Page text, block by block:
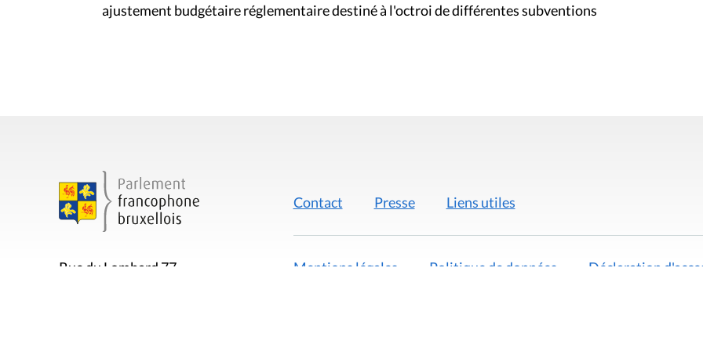
ajustement budgétaire réglementaire destiné à l'octroi de différentes subventions
Rue du Lombard 77
Contact Presse Liens utiles
Mentions légales Politique de données Déclaration